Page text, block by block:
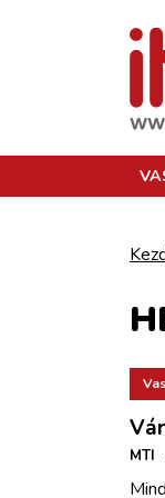
REPÜLÉS
MTI